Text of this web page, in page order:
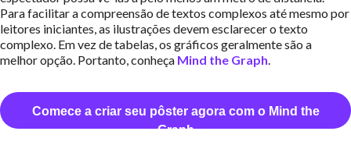
Para facilitar a compreensão de textos complexos até mesmo por
leitores iniciantes, as ilustrações devem esclarecer o texto
complexo. Em vez de tabelas, os gráficos geralmente são a
melhor opção. Portanto, conheça Mind the Graph.
Comece a criar seu pôster agora com o Mind the
Graph